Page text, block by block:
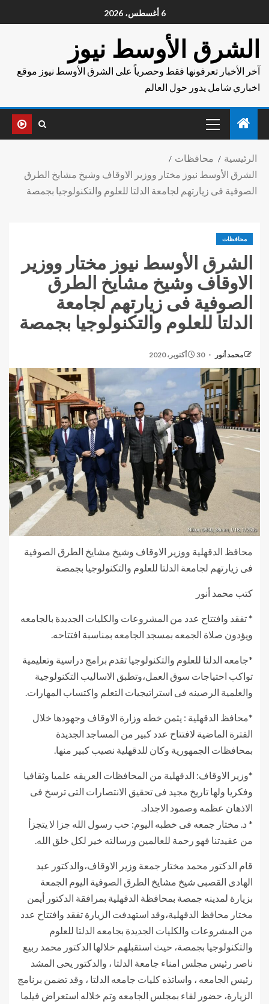
6 أغسطس، 2026
الشرق الأوسط نيوز
آخر الأخبار تعرفونها فقط وحصرياً على الشرق الأوسط نيوز موقع
اخباري شامل يدور حول العالم
الرئيسية
محافظات
الشرق الأوسط نيوز مختار ووزير الاوقاف وشيخ مشايخ الطرق
الصوفية فى زيارتهم لجامعة الدلتا للعلوم والتكنولوجيا بجمصة
محافظات
الشرق الأوسط نيوز مختار ووزير
الاوقاف وشيخ مشايخ الطرق
الصوفية فى زيارتهم لجامعة
الدلتا للعلوم والتكنولوجيا بجمصة
محمد أنور 30 أكتوبر، 2020
محافظ الدقهلية ووزير الاوقاف وشيخ مشايخ الطرق الصوفية
فى زيارتهم لجامعة الدلتا للعلوم والتكنولوجيا بجمصة
كتب محمد أنور
* تفقد وافتتاح عدد من المشروعات والكليات الجديدة بالجامعه
ويؤدون صلاة الجمعه بمسجد الجامعه بمناسبة افتتاحه.
*جامعه الدلتا للعلوم والتكنولوجيا تقدم برامج دراسية وتعليمية
تواكب احتياجات سوق العمل،وتطبق الاساليب التكنولوجية
والعلمية الرصينه فى استراتيجيات التعلم واكتساب المهارات.
*محافظ الدقهلية : يثمن خطه وزارة الاوقاف وجهودها خلال
الفترة الماضية لافتتاح عدد كبير من المساجد الجديدة
بمحافظات الجمهورية وكان للدقهلية نصيب كبير منها.
*وزير الاوقاف: الدقهلية من المحافظات العريقه علميا وثقافيا
وفكريا ولها تاريخ مجيد فى تحقيق الانتصارات التى ترسخ فى
الاذهان عظمه وصمود الاجداد.
* د. مختار جمعه فى خطبه اليوم: حب رسول الله جزا لا يتجزأ
من عقيدتنا فهو رحمة للعالمين ورسالته خير لكل خلق الله.
قام الدكتور محمد مختار جمعة وزير الاوقاف،والدكتور عبد
الهادى القصبى شيخ مشايخ الطرق الصوفية اليوم الجمعة
بزيارة لمدينه جمصة بمحافظة الدقهلية بمرافقة الدكتور أيمن
مختار محافظ الدقهلية،وقد استهدفت الزيارة تفقد وافتتاح عدد
من المشروعات والكليات الجديدة بجامعه الدلتا للعلوم
والتكنولوجيا بجمصة، حيث استقبلهم خلالها الدكتور محمد ربيع
ناصر رئيس مجلس امناء جامعة الدلتا ، والدكتور يحى المشد
رئيس الجامعه ، واساتذه كليات جامعه الدلتا ، وقد تضمن برنامج
الزيارة، حضور لقاء بمجلس الجامعه وتم خلاله استعراض فيلما